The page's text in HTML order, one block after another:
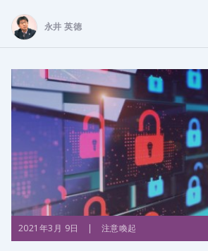
永井 英徳
2021年3月 9日 | 注意喚起